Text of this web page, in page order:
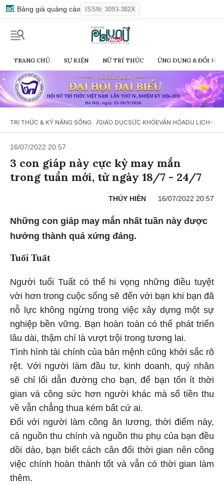
Bảng giá quảng cáo ISSN: 3093-382X
TRANG CHỦ SỰ KIỆN NỮ TRÍ THỨC ỨNG DỤNG & ĐỔI
TRI THỨC & KỸ NĂNG SỐNG /GIÁO DỤCSỨC KHỎEVĂN HÓADU LỊCH-
16/07/2022 20:57
3 con giáp này cực kỳ may mắn
trong tuần mới, từ ngày 18/7 - 24/7
THÚY HIỀN 16/07/2022 20:57
Những con giáp may mắn nhất tuần này được
hưởng thành quả xứng đáng.
Tuổi Tuất
Người tuổi Tuất có thể hi vọng những điều tuyệt
vời hơn trong cuộc sống sẽ đến với bạn khi bạn đã
nỗ lực không ngừng trong việc xây dựng một sự
nghiệp bền vững. Bạn hoàn toàn có thể phát triển
lâu dài, thậm chí là vượt trội trong tương lai.
Tình hình tài chính của bản mệnh cũng khởi sắc rõ
rệt. Với người làm đầu tư, kinh doanh, quý nhân
sẽ chỉ lối dẫn đường cho bạn, để bạn tốn ít thời
gian và công sức hơn người khác mà số tiền thu
về vẫn chẳng thua kém bất cứ ai.
Đối với người làm công ăn lương, thời điểm này,
cả nguồn thu chính và nguồn thu phụ của bạn đều
dồi dào, bạn biết cách cân đối thời gian nên công
việc chính hoàn thành tốt và vẫn có thời gian làm
thêm.